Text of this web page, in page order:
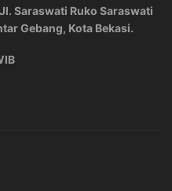
Saraswati Ruko Saraswati
Gebang, Kota Bekasi.